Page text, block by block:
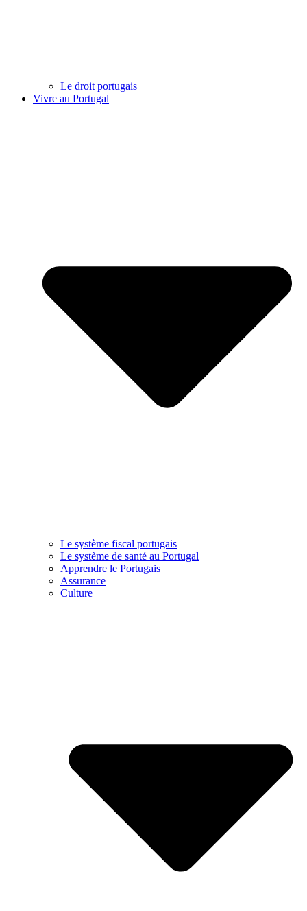
Le droit portugais
Vivre au Portugal
Le système fiscal portugais
Le système de santé au Portugal
Apprendre le Portugais
Assurance
Culture